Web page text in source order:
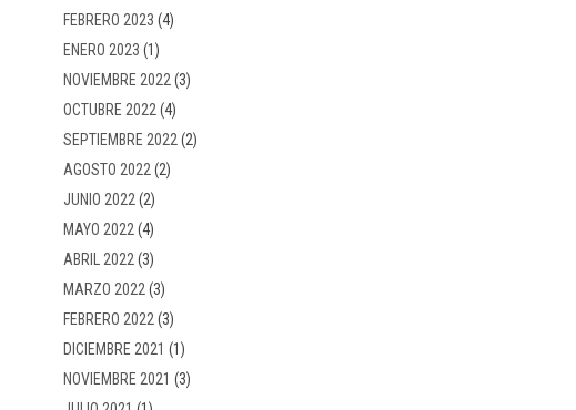
FEBRERO 2023 (4)
ENERO 2023 (1)
NOVIEMBRE 2022 (3)
OCTUBRE 2022 (4)
SEPTIEMBRE 2022 (2)
AGOSTO 2022 (2)
JUNIO 2022 (2)
MAYO 2022 (4)
ABRIL 2022 (3)
MARZO 2022 (3)
FEBRERO 2022 (3)
DICIEMBRE 2021 (1)
NOVIEMBRE 2021 (3)